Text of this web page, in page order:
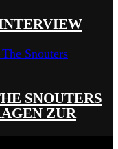
SNOUTERS
ZUR